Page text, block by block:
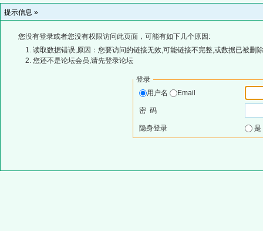
提示信息 »
您没有登录或者您没有权限访问此页面，可能有如下几个原因:
读取数据错误,原因：您要访问的链接无效,可能链接不完整,或数据已被删
您还不是论坛会员,请先登录论坛
登录
用户名
Email
密 码
隐身登录